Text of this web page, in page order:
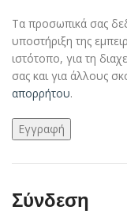
Τα προσωπικά σας
υποστήριξη της
ιστότοπο, για τη
σας και για άλλους
απορρήτου.
Εγγραφή
Σύνδεση